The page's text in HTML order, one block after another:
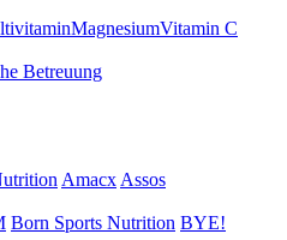
MagnesiumVitamin C
Betreuung
Amacx Assos
Born Sports Nutrition BYE!